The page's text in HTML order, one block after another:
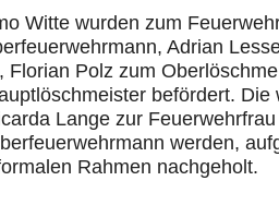
Witte wurden zum
Adrian
Florian Polz zum
befördert. Die
Lange zur
werden,
Rahmen nachgeholt.